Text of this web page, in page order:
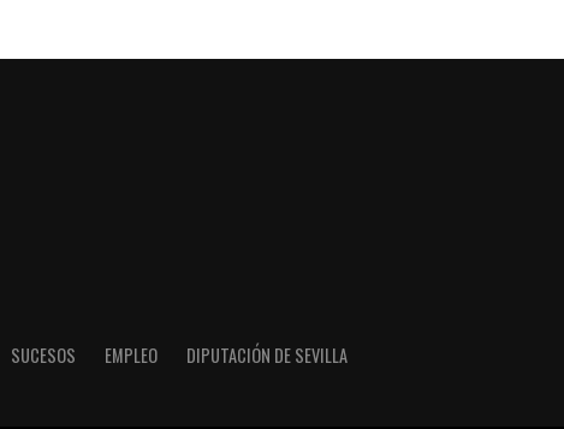
SUCESOS EMPLEO DIPUTACIÓN DE SEVILLA